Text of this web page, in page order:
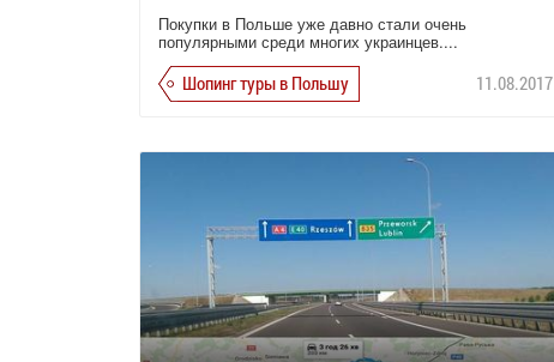
Покупки в Польше уже давно стали очень
популярными среди многих украинцев....
Шопинг туры в Польшу 11.08.2017